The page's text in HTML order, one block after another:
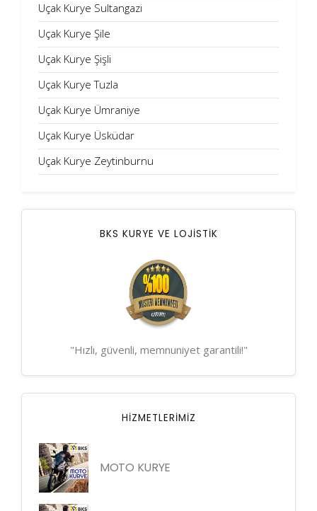
Uçak Kurye Sultangazi
Uçak Kurye Şile
Uçak Kurye Şişli
Uçak Kurye Tuzla
Uçak Kurye Ümraniye
Uçak Kurye Üsküdar
Uçak Kurye Zeytinburnu
BKS KURYE VE LOJİSTİK
"Hızlı, güvenli, memnuniyet garantili!"
HIZMETLERIMIZ
MOTO KURYE